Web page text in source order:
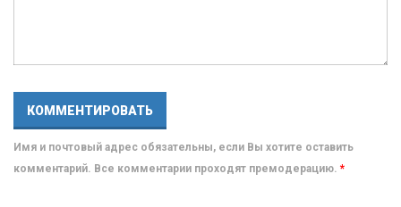
Имя и почтовый адрес обязательны, если Вы хотите оставить
комментарий. Все комментарии проходят премодерацию. *